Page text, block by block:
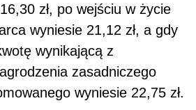
zł, po wejściu w życie
wyniesie 21,12 zł, a gdy
wynikającą z
zasadniczego
wyniesie 22,75 zł.